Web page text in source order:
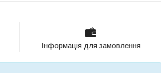
Інформація для замовлення